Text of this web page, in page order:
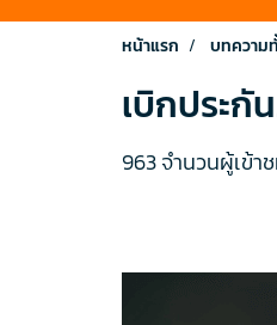
หน้าแรก บทความ
เบิกประกั
963 จำนวนผู้เข้า